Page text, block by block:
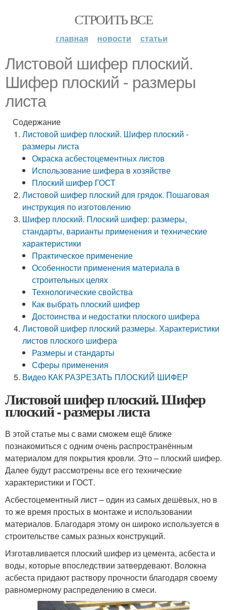
СТРОИТЬ ВСЕ
главная новости статьи
Листовой шифер плоский.
Шифер плоский - размеры
листа
Содержание
Листовой шифер плоский. Шифер плоский -
размеры листа
Окраска асбестоцементных листов
Использование шифера в хозяйстве
Плоский шифер ГОСТ
Листовой шифер плоский для грядок. Пошаговая
инструкция по изготовлению
Шифер плоский. Плоский шифер: размеры,
стандарты, варианты применения и технические
характеристики
Практическое применение
Особенности применения материала в
строительных целях
Технологические свойства
Как выбрать плоский шифер
Достоинства и недостатки плоского шифера
Листовой шифер плоский размеры. Характеристики
листов плоского шифера
Размеры и стандарты
Сферы применения
Видео КАК РАЗРЕЗАТЬ ПЛОСКИЙ ШИФЕР
Листовой шифер плоский. Шифер
плоский - размеры листа
В этой статье мы с вами сможем ещё ближе
познакомиться с одним очень распространённым
материалом для покрытия кровли. Это – плоский шифер.
Далее будут рассмотрены все его технические
характеристики и ГОСТ.
Асбестоцементный лист – один из самых дешёвых, но в
то же время простых в монтаже и использовании
материалов. Благодаря этому он широко используется в
строительстве самых разных конструкций.
Изготавливается плоский шифер из цемента, асбеста и
воды, которые впоследствии затвердевают. Волокна
асбеста придают раствору прочности благодаря своему
равномерному распределению в смеси.